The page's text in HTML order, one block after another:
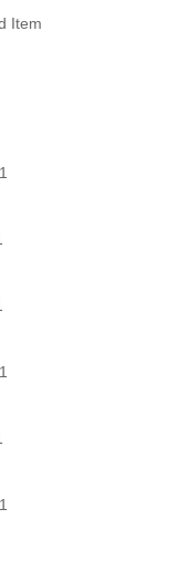
Item